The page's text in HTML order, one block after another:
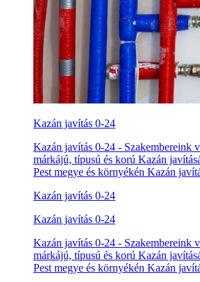
Kazán javítás 0-24
Kazán javítás 0-24 - Szakembereink
márkájú, típusú és korú Kazán
Pest megye és környékén Kazán
Kazán javítás 0-24
Kazán javítás 0-24
Kazán javítás 0-24 - Szakembereink
márkájú, típusú és korú Kazán
Pest megye és környékén Kazán